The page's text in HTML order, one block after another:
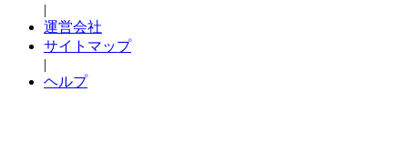
|
運営会社
サイトマップ
|
ヘルプ